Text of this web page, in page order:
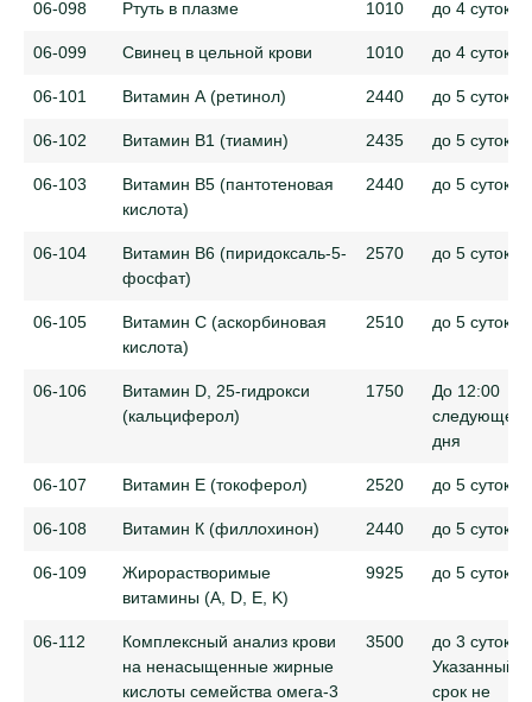
06-098 Ртуть в плазме 1010 до 4 суток
06-099 Свинец в цельной крови 1010 до 4 суток
06-101 Витамин А (ретинол) 2440 до 5 суток
06-102 Витамин B1 (тиамин) 2435 до 5 суток
06-103
Витамин B5 (пантотеновая
кислота)
2440 до 5 суток
06-104
Витамин B6 (пиридоксаль-5-
фосфат)
2570 до 5 суток
06-105
Витамин С (аскорбиновая
кислота)
2510 до 5 суток
06-106
Витамин D, 25-гидрокси
(кальциферол)
1750
До 12:00
следующего
дня
06-107 Витамин Е (токоферол) 2520 до 5 суток
06-108 Витамин К (филлохинон) 2440 до 5 суток
06-109
Жирорастворимые
витамины (A, D, E, K)
9925 до 5 суток
06-112
Комплексный анализ крови
на ненасыщенные жирные
кислоты семейства омега-3
3500
до 3 суток.
Указанный
срок не